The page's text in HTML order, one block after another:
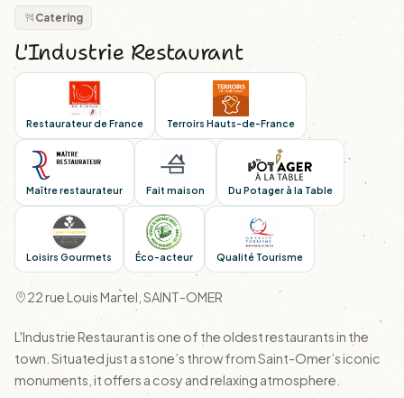
Catering
L'Industrie Restaurant
Restaurateur de France Terroirs Hauts-de-France
Maître restaurateur Fait maison Du Potager à la Table
Loisirs Gourmets Éco-acteur Qualité Tourisme
22 rue Louis Martel, SAINT-OMER
L'Industrie Restaurant is one of the oldest restaurants in the
town. Situated just a stone’s throw from Saint-Omer’s iconic
monuments, it offers a cosy and relaxing atmosphere.